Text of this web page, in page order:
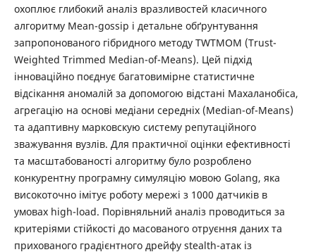
охоплює глибокий аналіз вразливостей класичного
алгоритму Mean-gossip і детальне обґрунтування
запропонованого гібридного методу TWTMOM (Trust-
Weighted Trimmed Median-of-Means). Цей підхід
інноваційно поєднує багатовимірне статистичне
відсікання аномалій за допомогою відстані Махаланобіса,
агрегацію на основі медіани середніх (Median-of-Means)
та адаптивну марковскую систему репутаційного
зважування вузлів. Для практичної оцінки ефективності
та масштабованості алгоритму було розроблено
конкурентну програмну симуляцію мовою Golang, яка
високоточно імітує роботу мережі з 1000 датчиків в
умовах high-load. Порівняльний аналіз проводиться за
критеріями стійкості до масованого отруєння даних та
прихованого градієнтного дрейфу stealth-атак із